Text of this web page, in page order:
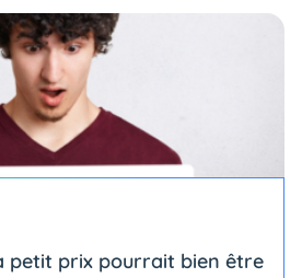
petit prix pourrait bien être